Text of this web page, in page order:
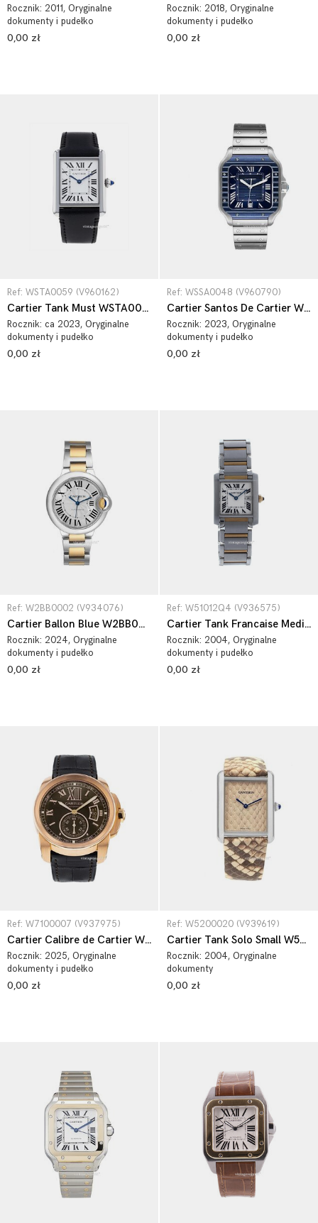
Rocznik: 2011, Oryginalne
dokumenty i pudełko
0,00 zł
Rocznik: 2018, Oryginalne
dokumenty i pudełko
0,00 zł
Ref: WSTA0059 (V960162)
Cartier Tank Must WSTA0059
Rocznik: ca 2023, Oryginalne
dokumenty i pudełko
0,00 zł
Ref: WSSA0048 (V960790)
Cartier Santos De Cartier WSSA0048
Rocznik: 2023, Oryginalne
dokumenty i pudełko
0,00 zł
Ref: W2BB0002 (V934076)
Cartier Ballon Blue W2BB0002
Rocznik: 2024, Oryginalne
dokumenty i pudełko
0,00 zł
Ref: W51012Q4 (V936575)
Cartier Tank Francaise Medium W51012Q4
Rocznik: 2004, Oryginalne
dokumenty i pudełko
0,00 zł
Ref: W7100007 (V937975)
Cartier Calibre de Cartier W7100007
Rocznik: 2025, Oryginalne
dokumenty i pudełko
0,00 zł
Ref: W5200020 (V939619)
Cartier Tank Solo Small W5200020
Rocznik: 2004, Oryginalne
dokumenty
0,00 zł